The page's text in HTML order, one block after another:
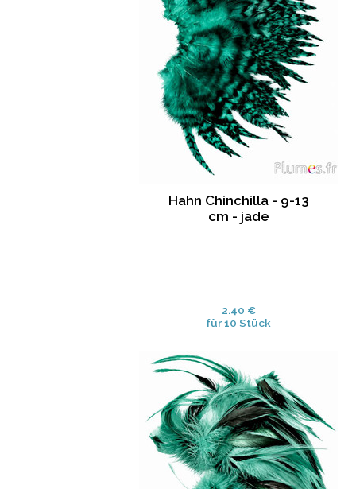
Hahn Chinchilla - 9-13
cm - jade
2.40 €
für 10 Stück